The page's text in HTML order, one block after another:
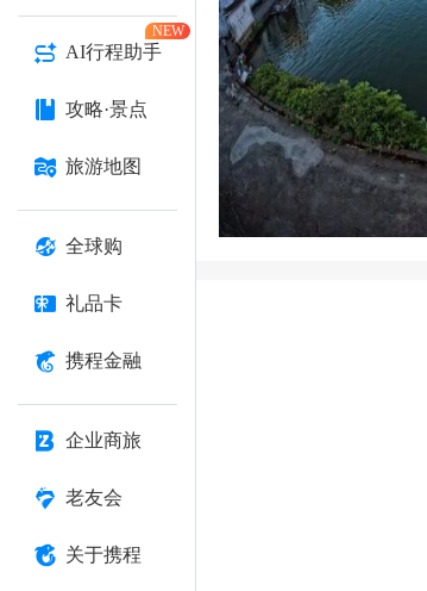
AI行程助手
NEW
攻略·景点
旅游地图
全球购
礼品卡
携程金融
企业商旅
老友会
关于携程